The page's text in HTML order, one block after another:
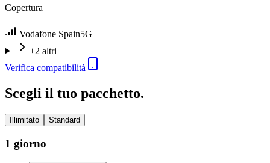
Copertura
Vodafone Spain5G
+2 altri
Verifica compatibilità
Scegli il tuo pacchetto.
Illimitato Standard
1 giorno